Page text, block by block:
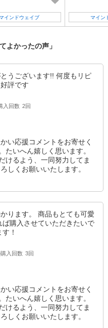
インドウェイブ マイン
よかったの声」
うございます!! 何度もリピ
評です
入回数 2回
い応援コメントをお寄せく
たいへん嬉しく思います。
けるよう、一同努力してま
しくお願いいたします。
ります。 商品もとても可愛
購入させていただきたいで
！
入回数 3回
い応援コメントをお寄せく
たいへん嬉しく思います。
けるよう、一同努力してま
しくお願いいたします。